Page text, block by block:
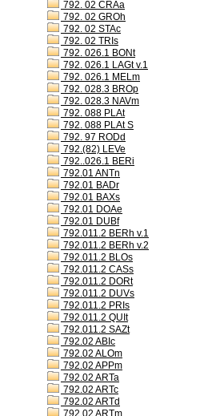
792. 02 CRAa
792. 02 GROh
792. 02 STAc
792. 02 TRIs
792. 026.1 BONt
792. 026.1 LAGt v.1
792. 026.1 MELm
792. 028.3 BROp
792. 028.3 NAVm
792. 088 PLAt
792. 088 PLAt S
792. 97 RODd
792.(82) LEVe
792..026.1 BERi
792.01 ANTn
792.01 BADr
792.01 BAXs
792.01 DOAe
792.01 DUBf
792.011.2 BERh v.1
792.011.2 BERh v.2
792.011.2 BLOs
792.011.2 CASs
792.011.2 DORt
792.011.2 DUVs
792.011.2 PRIs
792.011.2 QUIt
792.011.2 SAZt
792.02 ABIc
792.02 ALOm
792.02 APPm
792.02 ARTa
792.02 ARTc
792.02 ARTd
792.02 ARTm